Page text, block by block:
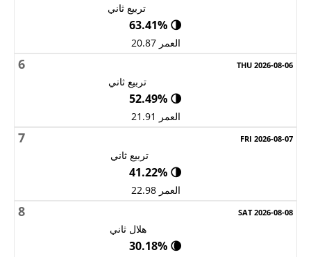
تربيع ثاني
🌗 63.41%
العمر 20.87
6
تربيع ثاني
🌗 52.49%
العمر 21.91
7
تربيع ثاني
🌗 41.22%
العمر 22.98
8
هلال ثاني
🌘 30.18%